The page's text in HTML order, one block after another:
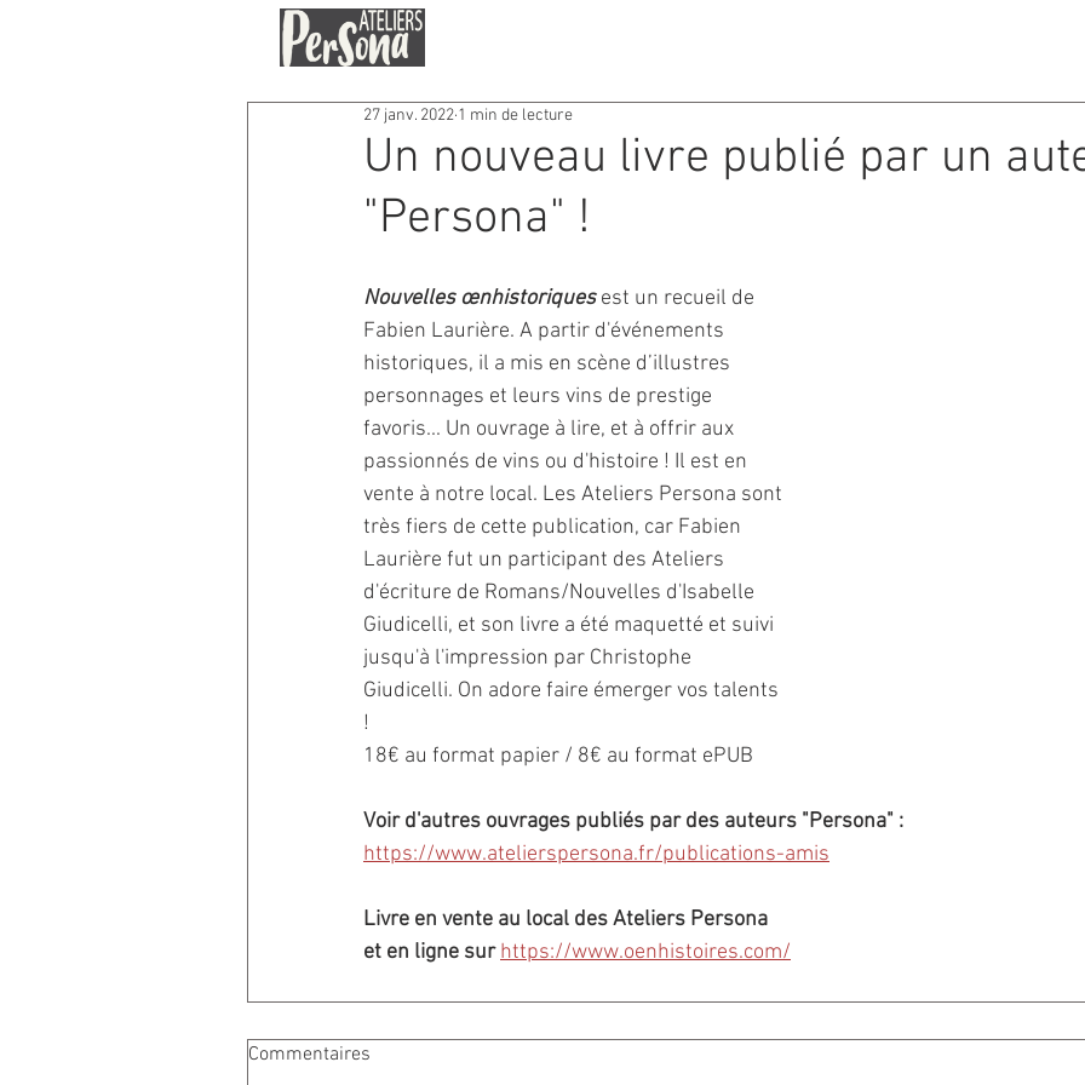
Un nouveau livre publié par un
"Persona" !
27 janv. 2022 1 min de lecture
Nouvelles œnhistoriques est un recueil de
Fabien Laurière. A partir d'événements
historiques, il a mis en scène d’illustres
personnages et leurs vins de prestige
favoris... Un ouvrage à lire, et à offrir aux
passionnés de vins ou d'histoire ! Il est en
vente à notre local. Les Ateliers Persona sont
très fiers de cette publication, car Fabien
Laurière fut un participant des Ateliers
d'écriture de Romans/Nouvelles d'Isabelle
Giudicelli, et son livre a été maquetté et suivi
jusqu'à l'impression par Christophe
Giudicelli. On adore faire émerger vos talents
!
18€ au format papier / 8€ au format ePUB
Voir d'autres ouvrages publiés par des auteurs "Persona" :
https://www.atelierspersona.fr/publications-amis
Livre en vente au local des Ateliers Persona
et en ligne sur https://www.oenhistoires.com/
Commentaires